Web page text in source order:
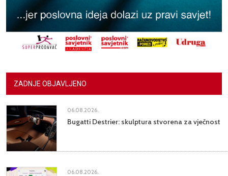
ZADNJE OBJAVLJENO
06.08.2026.
Bugatti Destrier: skulptura stvorena za vječnost
06.08.2026.